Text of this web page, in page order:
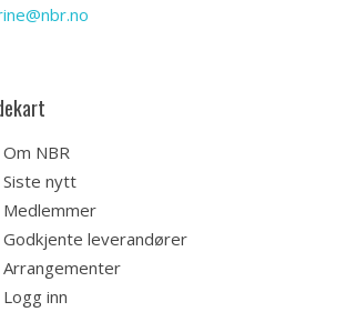
Om NBR
Siste nytt
Medlemmer
Godkjente leverandører
Arrangementer
Logg inn